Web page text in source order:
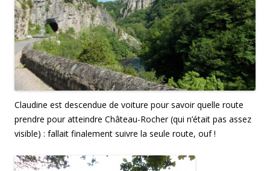
Claudine est descendue de voiture pour savoir quelle route
prendre pour atteindre Château-Rocher (qui n’était pas assez
visible) : fallait finalement suivre la seule route, ouf !